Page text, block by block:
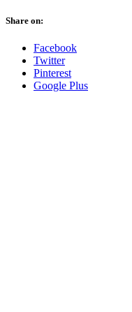
Share on:
Facebook
Twitter
Pinterest
Google Plus